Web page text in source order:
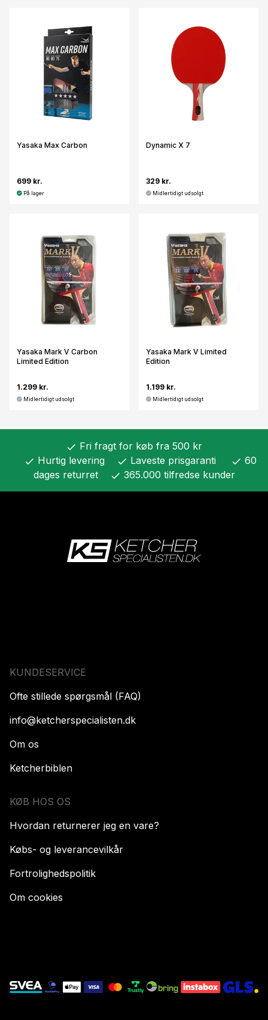
Yasaka Max Carbon
699 kr.
På lager
Dynamic X 7
329 kr.
Midlertidigt udsolgt
Yasaka Mark V Carbon
Limited Edition
1.299 kr.
Midlertidigt udsolgt
Yasaka Mark V Limited
Edition
1.199 kr.
Midlertidigt udsolgt
check Fri fragt for køb fra 500 kr
check Hurtig levering check Laveste prisgaranti check 60
dages returret
check 365.000 tilfredse kunder
KUNDESERVICE
Ofte stillede spørgsmål (FAQ)
info@ketcherspecialisten.dk
Om os
Ketcherbiblen
KØB HOS OS
Hvordan returnerer jeg en vare?
Købs- og leverancevilkår
Fortrolighedspolitik
Om cookies